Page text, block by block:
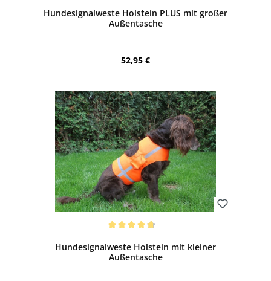
Hundesignalweste Holstein PLUS mit großer
Außentasche
Regulärer Preis:
52,95 €
Hundesignalweste Holstein mit kleiner
Außentasche